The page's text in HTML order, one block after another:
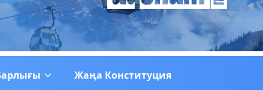
Жаңа Конституция